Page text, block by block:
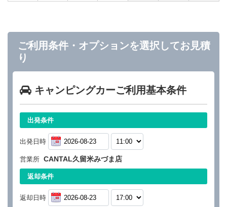
ご利用条件・オプションを選択してお見積
り
キャンピングカーご利用基本条件
出発条件
出発日時
営業所 CANTAL久留米みづま店
返却条件
返却日時